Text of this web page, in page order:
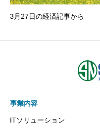
3月27日の経済記事から
事業内容
ITソリューション